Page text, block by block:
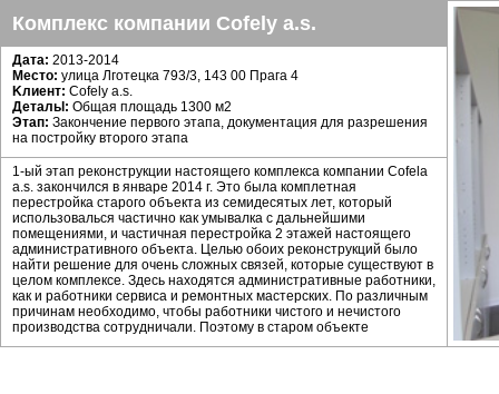
Комплекс компании Cofely a.s.
Дата: 2013-2014
Mесто: улица Лготецка 793/3, 143 00 Прага 4
Kлиент: Cofely a.s.
Детальl: Общая площадь 1300 м2
Этап: Закончение первого этапа, документация для разрешения
на постройку второго этапа
1-ый этап реконструкции настоящего комплекса компании Cofelа
a.s. закончился в январе 2014 г. Это была комплетная
перестройка старого объекта из семидесятых лет, который
использовалься частично как умывалка с дальнейшими
помещениями, и частичная перестройка 2 этажей настоящего
административного объекта. Целью обоих реконструкций было
найти решение для очень сложных связей, которые существуют в
целом комплексе. Здесь находятся административные работники,
как и работники сервиса и ремонтных мастерских. По различным
причинам необходимо, чтобы работники чистого и нечистого
производства сотрудничали. Поэтому в старом объекте
построился современный бэкраунд, в котором находятся офисы и